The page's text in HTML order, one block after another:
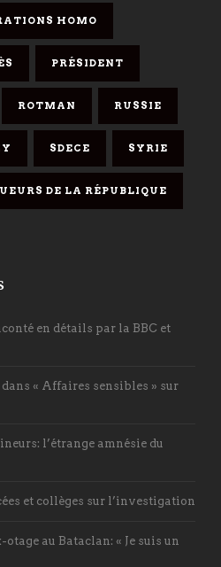
HOMO
PRÉSIDENT
ROTMAN RUSSIE
SDECE SYRIE
DE LA RÉPUBLIQUE
en détails par la BBC et
dans « Affaires sensibles » sur
l’étrange amnésie du
et collèges sur l’investigation
au Bataclan: « Je suis un